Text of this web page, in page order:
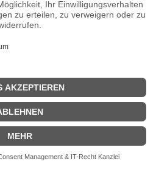
Kurzbio etc.
|Personen|Impressum|